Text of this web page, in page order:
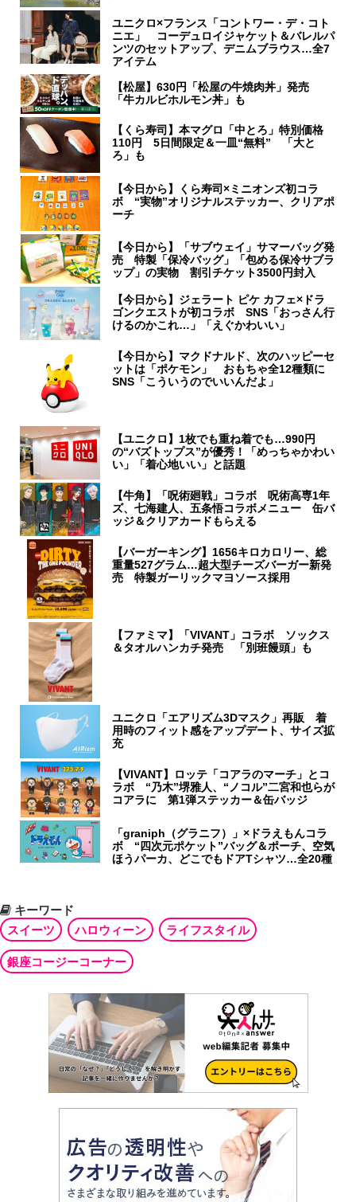
ユニクロ×フランス「コントワー・デ・コト
ニエ」 コーデュロイジャケット＆バレルパ
ンツのセットアップ、デニムブラウス…全7
アイテム
【松屋】630円「松屋の牛焼肉丼」発売
「牛カルビホルモン丼」も
【くら寿司】本マグロ「中とろ」特別価格
110円 5日間限定＆一皿“無料” 「大と
ろ」も
【今日から】くら寿司×ミニオンズ初コラ
ボ “実物”オリジナルステッカー、クリアポ
ーチ
【今日から】「サブウェイ」サマーバッグ発
売 特製「保冷バッグ」「包める保冷サブラ
ップ」の実物 割引チケット3500円封入
【今日から】ジェラート ピケ カフェ×ドラ
ゴンクエストが初コラボ SNS「おっさん行
けるのかこれ…」「えぐかわいい」
【今日から】マクドナルド、次のハッピーセ
ットは「ポケモン」 おもちゃ全12種類に
SNS「こういうのでいいんだよ」
【ユニクロ】1枚でも重ね着でも…990円
の“バズトップス”が優秀！「めっちゃかわい
い」「着心地いい」と話題
【牛角】「呪術廻戦」コラボ 呪術高専1年
ズ、七海建人、五条悟コラボメニュー 缶バ
ッジ＆クリアカードもらえる
【バーガーキング】1656キロカロリー、総
重量527グラム…超大型チーズバーガー新発
売 特製ガーリックマヨソース採用
【ファミマ】「VIVANT」コラボ ソックス
＆タオルハンカチ発売 「別班饅頭」も
ユニクロ「エアリズム3Dマスク」再販 着
用時のフィット感をアップデート、サイズ拡
充
【VIVANT】ロッテ「コアラのマーチ」とコ
ラボ “乃木”堺雅人、“ノコル”二宮和也らが
コアラに 第1弾ステッカー＆缶バッジ
「graniph（グラニフ）」×ドラえもんコラ
ボ “四次元ポケット”バッグ＆ポーチ、空気
ほうパーカ、どこでもドアTシャツ…全20種
キーワード
スイーツ
ハロウィーン ライフスタイル
銀座コージーコーナー